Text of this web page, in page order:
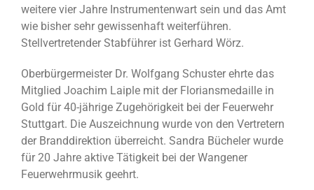
weitere vier Jahre Instrumentenwart sein und das Amt
wie bisher sehr gewissenhaft weiterführen.
Stellvertretender Stabführer ist Gerhard Wörz.
Oberbürgermeister Dr. Wolfgang Schuster ehrte das
Mitglied Joachim Laiple mit der Floriansmedaille in
Gold für 40-jährige Zugehörigkeit bei der Feuerwehr
Stuttgart. Die Auszeichnung wurde von den Vertretern
der Branddirektion überreicht. Sandra Bücheler wurde
für 20 Jahre aktive Tätigkeit bei der Wangener
Feuerwehrmusik geehrt.